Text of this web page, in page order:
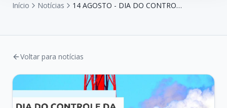
Início Notícias 14 AGOSTO - DIA DO CONTROLE DA POLUIÇÃO INDUSTRIAL
Voltar para notícias